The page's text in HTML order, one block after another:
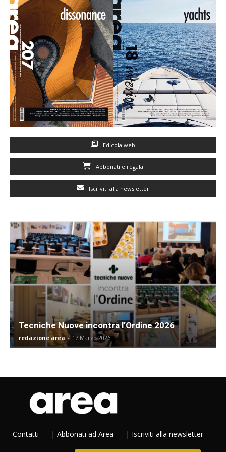
Edicola web
Abbonati e regala
Iscriviti alla newsletter
Tecniche Nuove incontra l’Ordine 2026
redazione area - 17 Marzo 2026
Contatti | Abbonati ad Area | Iscriviti alla newsletter